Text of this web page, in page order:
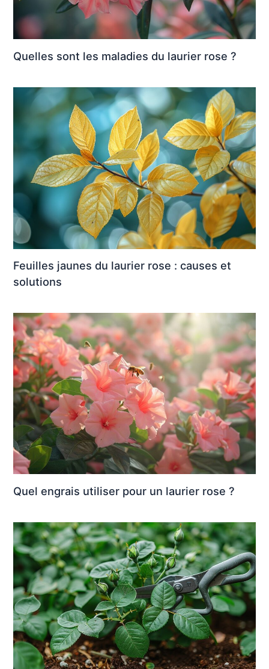
Quelles sont les maladies du laurier rose ?
Feuilles jaunes du laurier rose : causes et
solutions
Quel engrais utiliser pour un laurier rose ?